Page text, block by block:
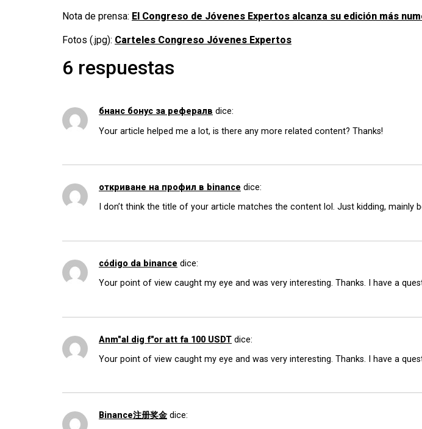
Nota de prensa: El Congreso de Jóvenes Expertos alcanza su edición más
Fotos (.jpg): Carteles Congreso Jóvenes Expertos
6 respuestas
бнанс бонус за рефералв dice:
Your article helped me a lot, is there any more related content? Thanks!
откриване на профил в binance dice:
I don’t think the title of your article matches the content lol. Just kidding, mainly
código da binance dice:
Your point of view caught my eye and was very interesting. Thanks. I have a
Anm"al dig f"or att fa 100 USDT dice:
Your point of view caught my eye and was very interesting. Thanks. I have a
Binance注册奖金 dice: